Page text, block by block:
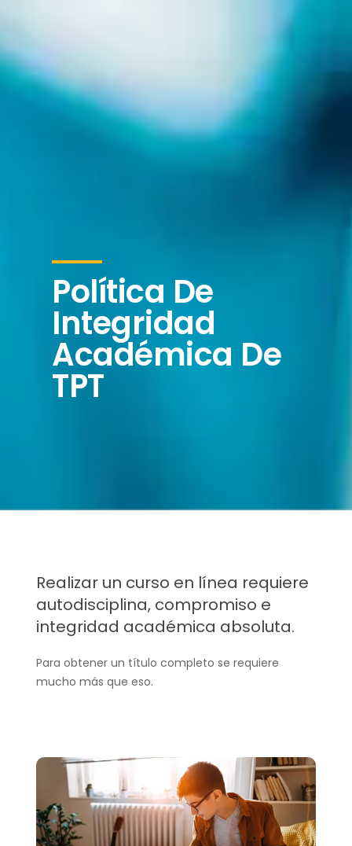
Política De
Integridad
Académica De
TPT
Realizar un curso en línea requiere
autodisciplina, compromiso e
integridad académica absoluta.
Para obtener un título completo se requiere
mucho más que eso.